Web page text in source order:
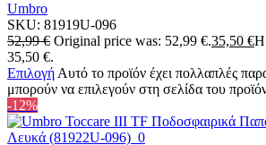
Umbro
SKU: 81919U-096
52,99€ Original price was: 52,99 €.35,50 €Η
35,50 €.
Επιλογή Αυτό το προϊόν έχει πολλαπλές
μπορούν να επιλεγούν στη σελίδα του
-12%